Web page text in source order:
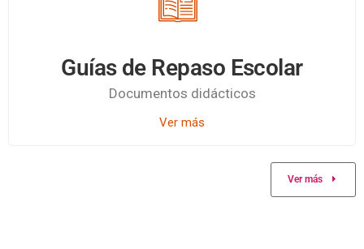
Guías de Repaso Escolar
Documentos didácticos
Ver más
Ver más